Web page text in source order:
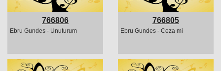
766806
Ebru Gundes - Unuturum
766805
Ebru Gundes - Ceza mi